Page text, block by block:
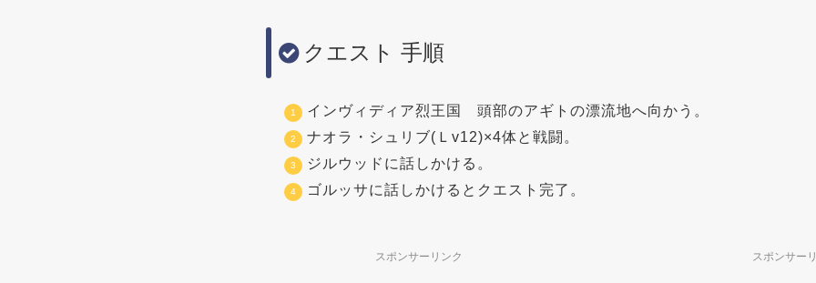
クエスト 手順
インヴィディア烈王国 頭部のアギトの漂流地へ向かう。
ナオラ・シュリブ(Ｌv12)×4体と戦闘。
ジルウッドに話しかける。
ゴルッサに話しかけるとクエスト完了。
スポンサーリンク スポンサー